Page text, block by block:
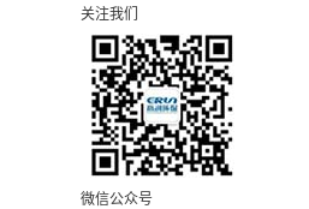
关注我们
微信公众号